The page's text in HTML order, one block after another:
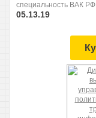
специальность ВАК РФ
05.13.19